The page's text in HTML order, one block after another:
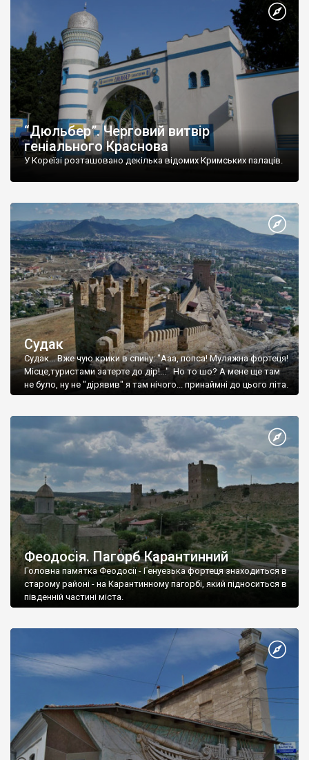
“Дюльбер”. Черговий витвір
геніального Краснова
У Кореїзі розташовано декілька відомих Кримських палаців.
Судак
Судак... Вже чую крики в спину: "Ааа, попса! Муляжна фортеця!
Місце,туристами затерте до дір!..." Но то шо? А мене ще там
не було, ну не "дірявив" я там нічого... принаймні до цього літа.
Феодосія. Пагорб Карантинний
Головна памятка Феодосії - Генуезька фортеця знаходиться в
старому районі - на Карантинному пагорбі, який підноситься в
південній частині міста.